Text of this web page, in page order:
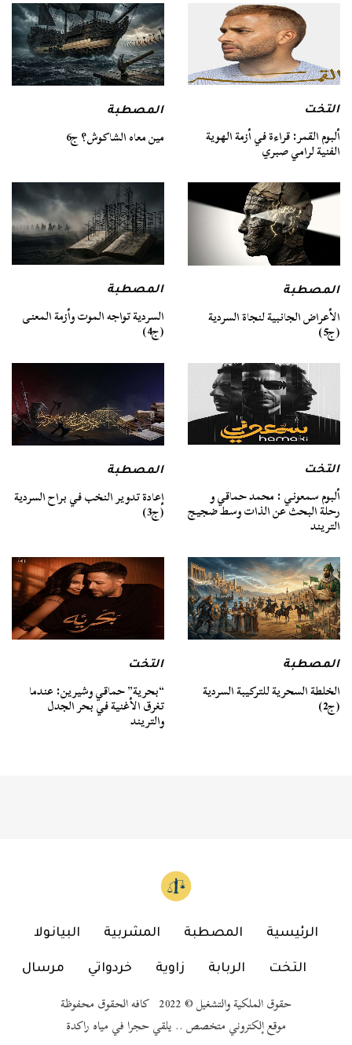
التخت
ألبوم القمر: قراءة في أزمة الهوية
الفنية لرامي صبري
المصطبة
مين معاه الشاكوش؟ ج6
المصطبة
الأعراض الجانبية لنجاة السردية
(ج5)
المصطبة
السردية تواجه الموت وأزمة المعنى
(ج4)
التخت
ألبوم سمعوني : محمد حماقي و
رحلة البحث عن الذات وسط ضجيج
التريند
المصطبة
إعادة تدوير النخب في براح السردية
(ج3)
المصطبة
الخلطة السحرية للتركيبة السردية
(ج2)
التخت
“بحرية” حماقي وشيرين: عندما
تغرق الأغنية في بحر الجدل
والتريند
الرئيسية المصطبة المشربية البيانولا
التخت الربابة زاوية خردواتي مرسال
حقوق الملكية والتشغيل © 2022 كافه الحقوق محفوظة
موقع إلكتروني متخصص .. يلقي حجرا في مياه راكدة